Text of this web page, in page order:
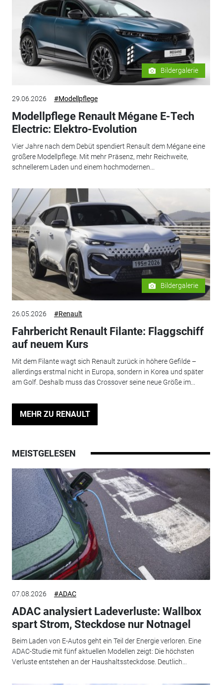
Bildergalerie
29.06.2026 #Modellpflege
Modellpflege Renault Mégane E-Tech
Electric: Elektro-Evolution
Vier Jahre nach dem Debüt spendiert Renault dem Mégane eine
größere Modellpflege. Mit mehr Präsenz, mehr Reichweite,
schnellerem Laden und einem hochmodernen...
Bildergalerie
26.05.2026 #Renault
Fahrbericht Renault Filante: Flaggschiff
auf neuem Kurs
Mit dem Filante wagt sich Renault zurück in höhere Gefilde –
allerdings erstmal nicht in Europa, sondern in Korea und später
am Golf. Deshalb muss das Crossover seine neue Größe im...
MEHR ZU RENAULT
MEISTGELESEN
07.08.2026 #ADAC
ADAC analysiert Ladeverluste: Wallbox
spart Strom, Steckdose nur Notnagel
Beim Laden von E-Autos geht ein Teil der Energie verloren. Eine
ADAC-Studie mit fünf aktuellen Modellen zeigt: Die höchsten
Verluste entstehen an der Haushaltssteckdose. Deutlich...